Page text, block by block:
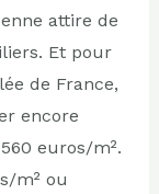
attire de
Et pour
de France,
encore
euros/m².
m² ou